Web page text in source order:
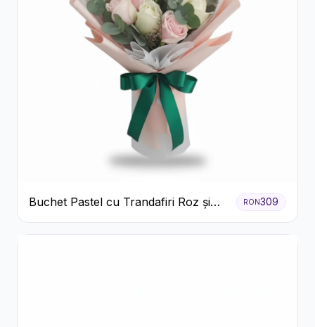
Buchet Pastel cu Trandafiri Roz și
Albi
RON309